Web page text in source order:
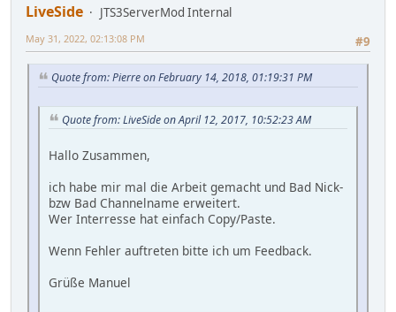
LiveSide
JTS3ServerMod Internal
#9
May 31, 2022, 02:13:08 PM
Quote from: Pierre on February 14, 2018, 01:19:31 PM
Quote from: LiveSide on April 12, 2017, 10:52:23 AM
Hallo Zusammen,
ich habe mir mal die Arbeit gemacht und Bad Nick-
bzw Bad Channelname erweitert.
Wer Interresse hat einfach Copy/Paste.
Wenn Fehler auftreten bitte ich um Feedback.
Grüße Manuel